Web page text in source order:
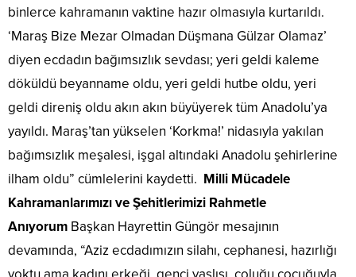
binlerce kahramanın vaktine hazır olmasıyla kurtarıldı.
‘Maraş Bize Mezar Olmadan Düşmana Gülzar Olamaz’
diyen ecdadın bağımsızlık sevdası; yeri geldi kaleme
döküldü beyanname oldu, yeri geldi hutbe oldu, yeri
geldi direniş oldu akın akın büyüyerek tüm Anadolu’ya
yayıldı. Maraş’tan yükselen ‘Korkma!’ nidasıyla yakılan
bağımsızlık meşalesi, işgal altındaki Anadolu şehirlerine
ilham oldu” cümlelerini kaydetti. Milli Mücadele
Kahramanlarımızı ve Şehitlerimizi Rahmetle
Anıyorum Başkan Hayrettin Güngör mesajının
devamında, “Aziz ecdadımızın silahı, cephanesi, hazırlığı